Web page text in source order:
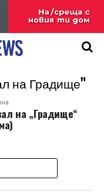
на Градище"
на „Градище“